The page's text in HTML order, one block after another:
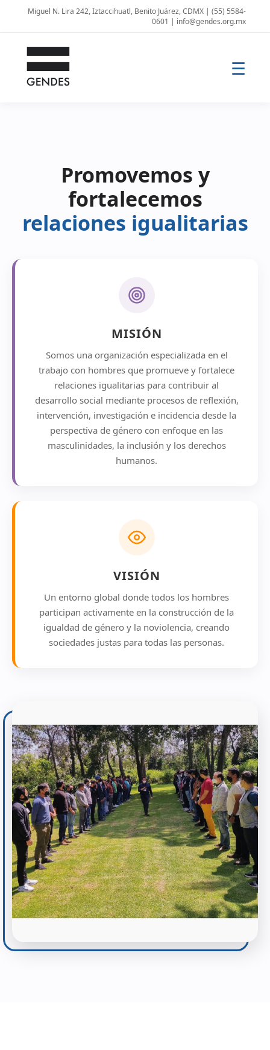
Miguel N. Lira 242, Iztaccihuatl, Benito Juárez, CDMX | (55) 5584-
0601 | info@gendes.org.mx
☰
Promovemos y
fortalecemos
relaciones igualitarias
MISIÓN
Somos una organización especializada en el
trabajo con hombres que promueve y fortalece
relaciones igualitarias para contribuir al
desarrollo social mediante procesos de reflexión,
intervención, investigación e incidencia desde la
perspectiva de género con enfoque en las
masculinidades, la inclusión y los derechos
humanos.
VISIÓN
Un entorno global donde todos los hombres
participan activamente en la construcción de la
igualdad de género y la noviolencia, creando
sociedades justas para todas las personas.